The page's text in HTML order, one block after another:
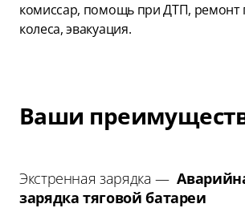
комиссар, помощь при ДТП, ремонт
колеса, эвакуация.
Ваши
Экстренная зарядка —
зарядка тяговой батареи